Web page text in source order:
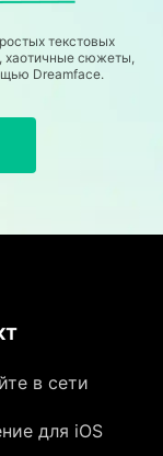
текстовых
хаотичные сюжеты,
Dreamface.
в сети
для iOS